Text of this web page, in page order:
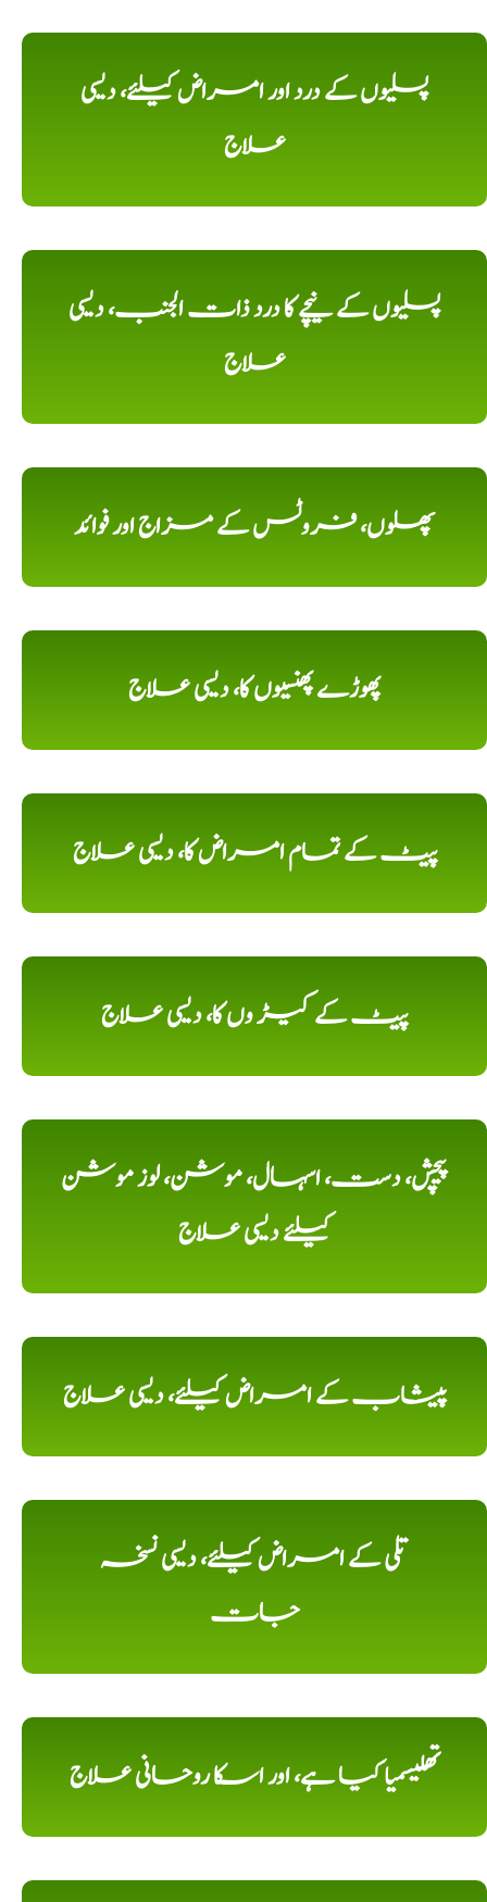
پسلیوں کے درد اور امراض کیلئے، دیسی
علاج
پسلیوں کے نیچے کا درد ذات الجنب، دیسی
علاج
پھلوں، فروٹس کے مزاج اور فوائد
پھوڑے پھنسیوں کا، دیسی علاج
پیٹ کے تمام امراض کا، دیسی علاج
پیٹ کے کیڑ وں کا، دیسی علاج
پیچش، دست، اسہال، موشن، لوز موشن
کیلئے دیسی علاج
پیشاب کے امراض کیلئے، دیسی علاج
تلی کے امراض کیلئے، دیسی نسخہ
جات
تھلیسمیا کیا ہے، اور اسکا روحانی علاج